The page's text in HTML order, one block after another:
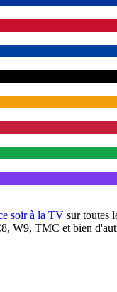
soir à la TV sur toutes
W9, TMC et bien